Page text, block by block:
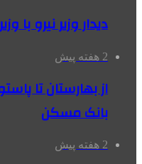
دیدار وزیر نیرو با
2 هفته پیش
از بهارستان تا
بانک مسکن
2 هفته پیش